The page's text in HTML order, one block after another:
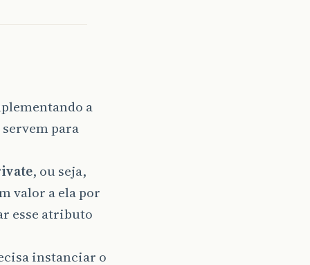
a
para
, ou seja,
valor a ela por
esse atributo
instanciar o